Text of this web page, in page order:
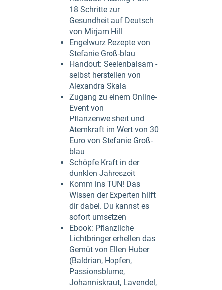
18 Schritte zur
Gesundheit auf Deutsch
von Mirjam Hill
Engelwurz Rezepte von
Stefanie Groß-blau
Handout: Seelenbalsam -
selbst herstellen von
Alexandra Skala
Zugang zu einem Online-
Event von
Pflanzenweisheit und
Atemkraft im Wert von 30
Euro von Stefanie Groß-
blau
Schöpfe Kraft in der
dunklen Jahreszeit
Komm ins TUN! Das
Wissen der Experten hilft
dir dabei. Du kannst es
sofort umsetzen
Ebook: Pflanzliche
Lichtbringer erhellen das
Gemüt von Ellen Huber
(Baldrian, Hopfen,
Passionsblume,
Johanniskraut, Lavendel,